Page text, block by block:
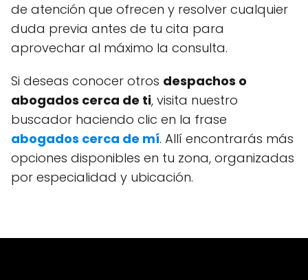
de atención que ofrecen y resolver cualquier
duda previa antes de tu cita para
aprovechar al máximo la consulta.
Si deseas conocer otros despachos o
abogados cerca de ti, visita nuestro
buscador haciendo clic en la frase
abogados cerca de mí. Allí encontrarás más
opciones disponibles en tu zona, organizadas
por especialidad y ubicación.